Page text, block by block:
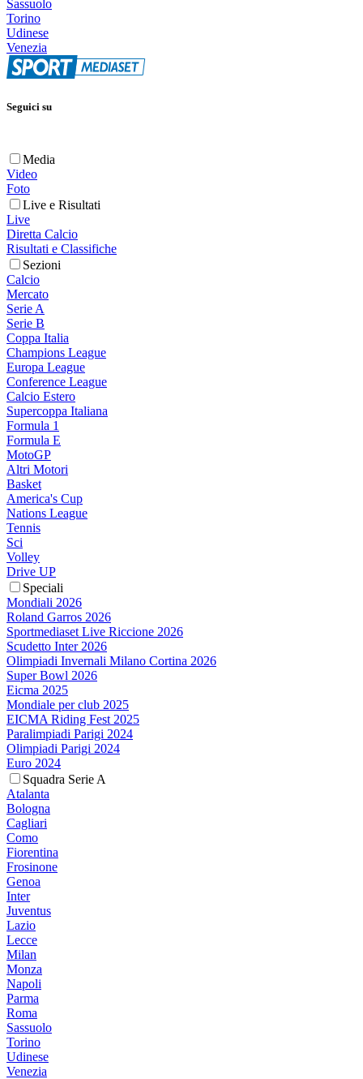
Sassuolo
Torino
Udinese
Venezia
Seguici su
Media
Video
Foto
Live e Risultati
Live
Diretta Calcio
Risultati e Classifiche
Sezioni
Calcio
Mercato
Serie A
Serie B
Coppa Italia
Champions League
Europa League
Conference League
Calcio Estero
Supercoppa Italiana
Formula 1
Formula E
MotoGP
Altri Motori
Basket
America's Cup
Nations League
Tennis
Sci
Volley
Drive UP
Speciali
Mondiali 2026
Roland Garros 2026
Sportmediaset Live Riccione 2026
Scudetto Inter 2026
Olimpiadi Invernali Milano Cortina 2026
Super Bowl 2026
Eicma 2025
Mondiale per club 2025
EICMA Riding Fest 2025
Paralimpiadi Parigi 2024
Olimpiadi Parigi 2024
Euro 2024
Squadra Serie A
Atalanta
Bologna
Cagliari
Como
Fiorentina
Frosinone
Genoa
Inter
Juventus
Lazio
Lecce
Milan
Monza
Napoli
Parma
Roma
Sassuolo
Torino
Udinese
Venezia